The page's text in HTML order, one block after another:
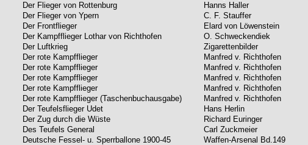
Der Flieger von Rottenburg
Hanns Haller
Der Flieger von Ypern
C. F. Stauffer
Der Frontflieger
Elard von Löwenstein
Der Kampfflieger Lothar von Richthofen
O. Schweckendiek
Der Luftkrieg
Zigarettenbilder
Der rote Kampfflieger
Manfred v. Richthofen
Der rote Kampfflieger
Manfred v. Richthofen
Der rote Kampfflieger
Manfred v. Richthofen
Der rote Kampfflieger
Manfred v. Richthofen
Der rote Kampfflieger (Taschenbuchausgabe)
Manfred v. Richthofen
Der Teufelsflieger Udet
Hans Herlin
Der Zug durch die Wüste
Richard Euringer
Des Teufels General
Carl Zuckmeier
Deutsche Fessel- u. Sperrballone 1900-45
Waffen-Arsenal Bd.149